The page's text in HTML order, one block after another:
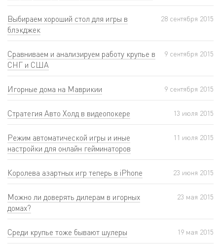
Выбираем хороший стол для игры в
блэкджек
28 сентября 2015
Сравниваем и анализируем работу крупье в
СНГ и США
9 сентября 2015
Игорные дома на Маврикии 9 сентября 2015
Стратегия Авто Холд в видеопокере 13 июля 2015
Режим автоматической игры и иные
настройки для онлайн гейминаторов
11 июля 2015
Королева азартных игр теперь в iPhone 23 июня 2015
Можно ли доверять дилерам в игорных
домах?
23 мая 2015
Среди крупье тоже бывают шулеры 19 мая 2015